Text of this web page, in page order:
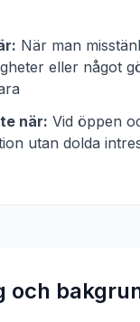
När man
eller något
när: Vid öppen
utan dolda
och